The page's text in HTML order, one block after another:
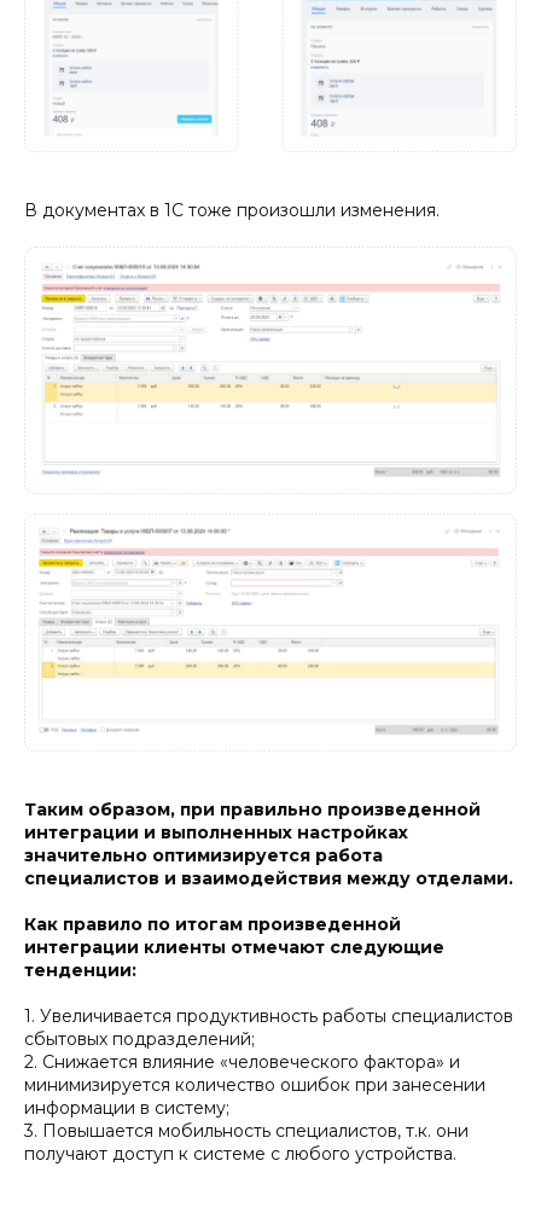
В документах в 1С тоже произошли изменения.
Таким образом, при правильно произведенной
интеграции и выполненных настройках
значительно оптимизируется работа
специалистов и взаимодействия между отделами.
Как правило по итогам произведенной
интеграции клиенты отмечают следующие
тенденции:
1. Увеличивается продуктивность работы специалистов
сбытовых подразделений;
2. Снижается влияние «человеческого фактора» и
минимизируется количество ошибок при занесении
информации в систему;
3. Повышается мобильность специалистов, т.к. они
получают доступ к системе с любого устройства.